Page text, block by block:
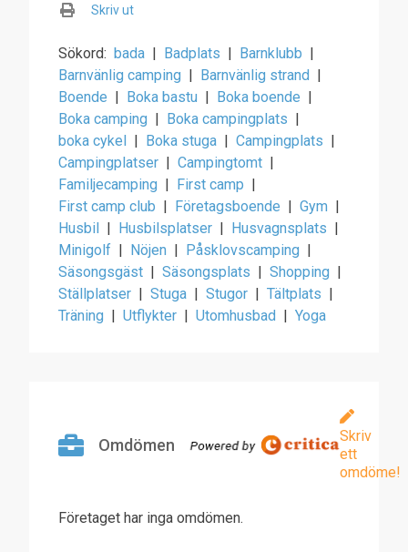
Skriv ut
Sökord: bada | Badplats | Barnklubb |
Barnvänlig camping | Barnvänlig strand |
Boende | Boka bastu | Boka boende |
Boka camping | Boka campingplats |
boka cykel | Boka stuga | Campingplats |
Campingplatser | Campingtomt |
Familjecamping | First camp |
First camp club | Företagsboende | Gym |
Husbil | Husbilsplatser | Husvagnsplats |
Minigolf | Nöjen | Påsklovscamping |
Säsongsgäst | Säsongsplats | Shopping |
Ställplatser | Stuga | Stugor | Tältplats |
Träning | Utflykter | Utomhusbad | Yoga
Omdömen
Skriv
ett
omdöme!
Företaget har inga omdömen.